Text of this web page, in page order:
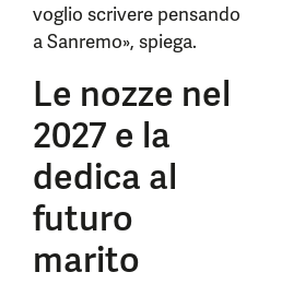
voglio scrivere pensando
a Sanremo», spiega.
Le nozze nel
2027 e la
dedica al
futuro
marito